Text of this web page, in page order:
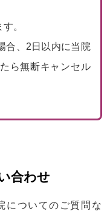
。
合、2日以内に当院
ら無断キャンセル
合わせ
についてのご質問な